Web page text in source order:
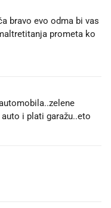
bravo evo odma bi vas
prometa ko
i plati garažu..eto